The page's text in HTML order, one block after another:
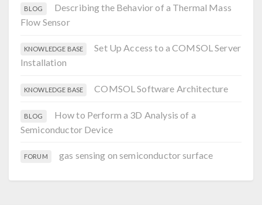
BLOG
Describing the Behavior of a Thermal Mass
Flow Sensor
KNOWLEDGE BASE
Set Up Access to a COMSOL Server
Installation
KNOWLEDGE BASE COMSOL Software Architecture
BLOG
How to Perform a 3D Analysis of a
Semiconductor Device
FORUM gas sensing on semiconductor surface